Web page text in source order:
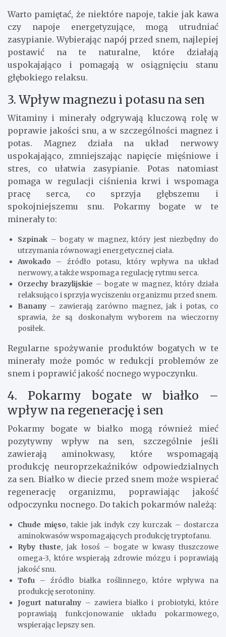
Warto pamiętać, że niektóre napoje, takie jak kawa
czy napoje energetyzujące, mogą utrudniać
zasypianie. Wybierając napój przed snem, najlepiej
postawić na te naturalne, które działają
uspokajająco i pomagają w osiągnięciu stanu
głębokiego relaksu.
3. Wpływ magnezu i potasu na sen
Witaminy i minerały odgrywają kluczową rolę w
poprawie jakości snu, a w szczególności magnez i
potas. Magnez działa na układ nerwowy
uspokajająco, zmniejszając napięcie mięśniowe i
stres, co ułatwia zasypianie. Potas natomiast
pomaga w regulacji ciśnienia krwi i wspomaga
pracę serca, co sprzyja głębszemu i
spokojniejszemu snu. Pokarmy bogate w te
minerały to:
Szpinak – bogaty w magnez, który jest niezbędny do
utrzymania równowagi energetycznej ciała.
Awokado – źródło potasu, który wpływa na układ
nerwowy, a także wspomaga regulację rytmu serca.
Orzechy brazylijskie – bogate w magnez, który działa
relaksująco i sprzyja wyciszeniu organizmu przed snem.
Banany – zawierają zarówno magnez, jak i potas, co
sprawia, że są doskonałym wyborem na wieczorny
posiłek.
Regularne spożywanie produktów bogatych w te
minerały może pomóc w redukcji problemów ze
snem i poprawić jakość nocnego wypoczynku.
4. Pokarmy bogate w białko –
wpływ na regenerację i sen
Pokarmy bogate w białko mogą również mieć
pozytywny wpływ na sen, szczególnie jeśli
zawierają aminokwasy, które wspomagają
produkcję neuroprzekaźników odpowiedzialnych
za sen. Białko w diecie przed snem może wspierać
regenerację organizmu, poprawiając jakość
odpoczynku nocnego. Do takich pokarmów należą:
Chude mięso, takie jak indyk czy kurczak – dostarcza
aminokwasów wspomagających produkcję tryptofanu.
Ryby tłuste, jak łosoś – bogate w kwasy tłuszczowe
omega-3, które wspierają zdrowie mózgu i poprawiają
jakość snu.
Tofu – źródło białka roślinnego, które wpływa na
produkcję serotoniny.
Jogurt naturalny – zawiera białko i probiotyki, które
poprawiają funkcjonowanie układu pokarmowego,
wspierając lepszy sen.